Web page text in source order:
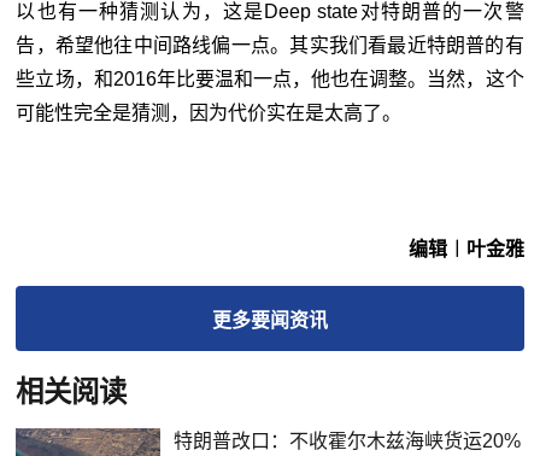
以也有一种猜测认为，这是Deep state对特朗普的一次警
告，希望他往中间路线偏一点。其实我们看最近特朗普的有
些立场，和2016年比要温和一点，他也在调整。当然，这个
可能性完全是猜测，因为代价实在是太高了。
编辑︱叶金雅
更多要闻资讯
相关阅读
特朗普改口：不收霍尔木兹海峡货运20%